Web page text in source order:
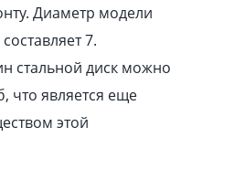
Диаметр модели
7.
стальной диск можно
, что является еще
этой